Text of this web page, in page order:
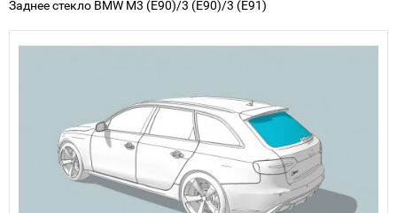
Заднее стекло BMW M3 (E90)/3 (E90)/3 (E91)